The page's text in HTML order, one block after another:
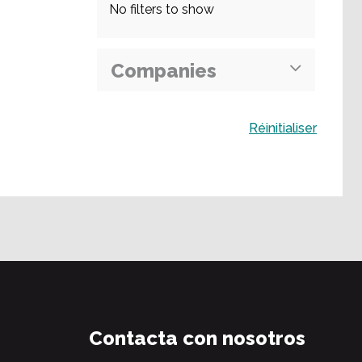
No filters to show
Companies
Réinitialiser
Contacta con nosotros